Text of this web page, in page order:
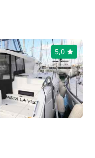
5,0